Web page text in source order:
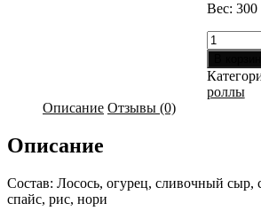
Вес:
товара
Сяке
Маки
роллы
Описание Отзывы (0)
Описание
Состав: Лосось, огурец, сливочный сыр,
спайс, рис, нори